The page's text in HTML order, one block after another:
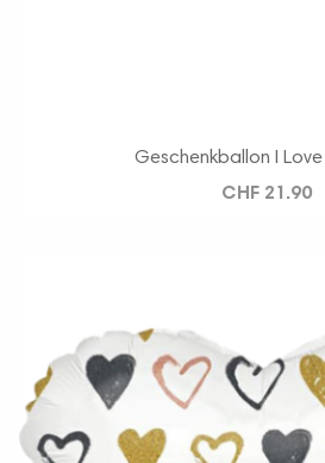
Geschenkballon I
CHF 21.90